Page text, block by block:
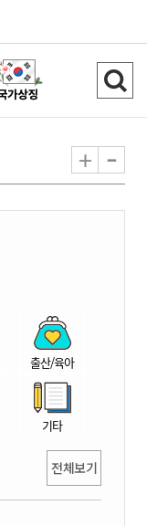
검
색
기
+ -
출산/육아
기타
전체보기